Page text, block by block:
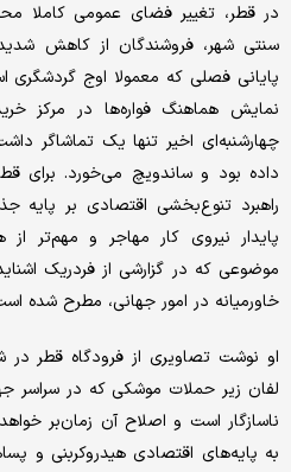
در قطر، تغییر فضای عمومی کاملا
سنتی شهر، فروشندگان از کاهش
پایانی فصلی که معمولا اوج
نمایش هماهنگ فواره‌ها در مرکز
چهارشنبه‌ای اخیر تنها یک تماشاگر
داده بود و ساندویچ می‌خورد. برای
راهبرد تنوع‌بخشی اقتصادی بر پایه
پایدار نیروی کار مهاجر و مهم‌تر
موضوعی که در گزارشی از فردریک
خاورمیانه در امور جهانی، مطرح شده
او نوشت تصاویری از فرودگاه قطر
لفان زیر حملات موشکی که در
ناسازگار است و اصلاح آن زمان‌بر
به پایه‌های اقتصادی هیدروکربنی و